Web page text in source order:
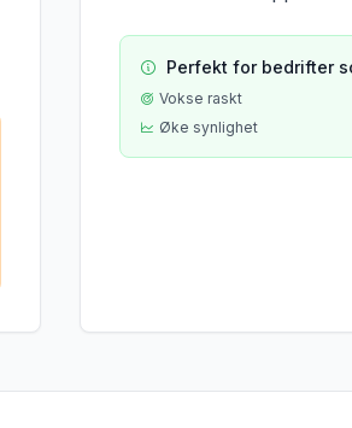
Perfekt for bedrifter
Vokse raskt
Øke synlighet